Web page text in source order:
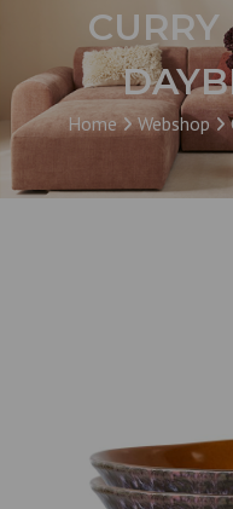
Home Webshop